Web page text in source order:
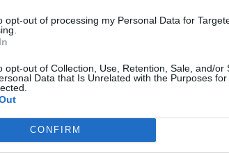
opt-out of processing my Personal Data for
opt-out of Collection, Use, Retention, Sale, and/or
Data that Is Unrelated with the Purposes
CONFIRM
hörnskrivbord, ben lack
modernt hörnskrivbord i fanér
Höj &